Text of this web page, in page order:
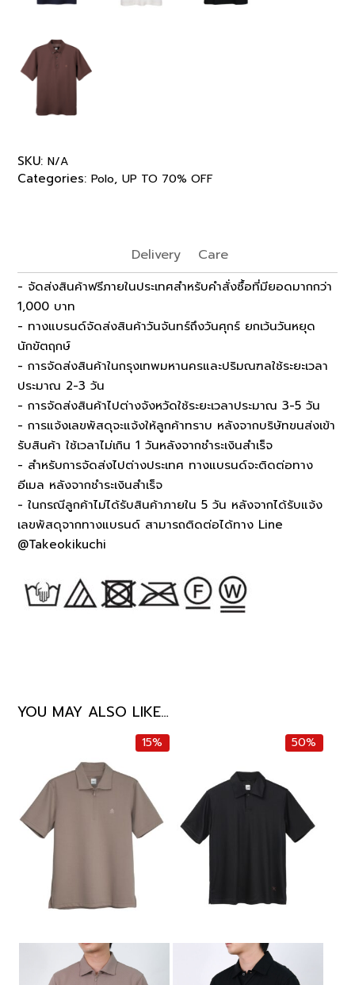
SKU: N/A
Categories: Polo, UP TO 70% OFF
Delivery Care
- จัดส่งสินค้าฟรีภายในประเทศสำหรับคำสั่งซื้อที่มียอดมากกว่า
1,000 บาท
- ทางแบรนด์จัดส่งสินค้าวันจันทร์ถึงวันศุกร์ ยกเว้นวันหยุด
นักขัตฤกษ์
- การจัดส่งสินค้าในกรุงเทพมหานครและปริมณฑลใช้ระยะเวลา
ประมาณ 2-3 วัน
- การจัดส่งสินค้าไปต่างจังหวัดใช้ระยะเวลาประมาณ 3-5 วัน
- การแจ้งเลขพัสดุจะแจ้งให้ลูกค้าทราบ หลังจากบริษัทขนส่งเข้า
รับสินค้า ใช้เวลาไม่เกิน 1 วันหลังจากชำระเงินสำเร็จ
- สำหรับการจัดส่งไปต่างประเทศ ทางแบรนด์จะติดต่อทาง
อีเมล หลังจากชำระเงินสำเร็จ
- ในกรณีลูกค้าไม่ได้รับสินค้าภายใน 5 วัน หลังจากได้รับแจ้ง
เลขพัสดุจากทางแบรนด์ สามารถติดต่อได้ทาง Line
@Takeokikuchi
YOU MAY ALSO LIKE…
15% 50%